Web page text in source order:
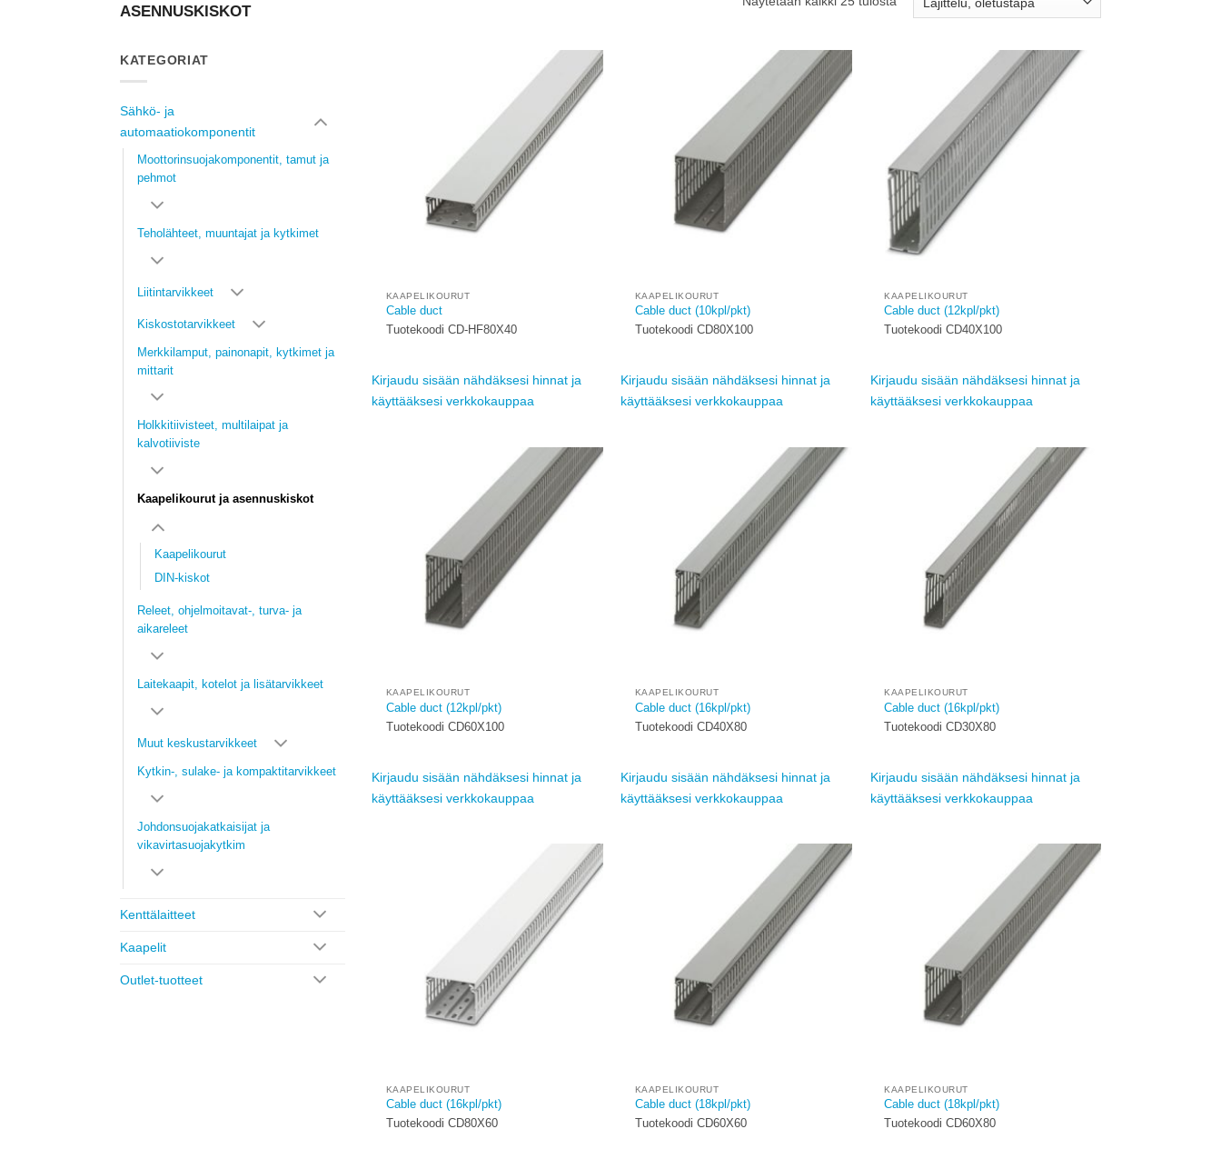
ASENNUSKISKOT
KATEGORIAT
Sähkö- ja
automaatiokomponentit
Moottorinsuojakomponentit, tamut ja
pehmot
Teholähteet, muuntajat ja kytkimet
Liitintarvikkeet
Kiskostotarvikkeet
Merkkilamput, painonapit, kytkimet ja
mittarit
Holkkitiivisteet, multilaipat ja
kalvotiiviste
Kaapelikourut ja asennuskiskot
Kaapelikourut
DIN-kiskot
Releet, ohjelmoitavat-, turva- ja
aikareleet
Laitekaapit, kotelot ja lisätarvikkeet
Muut keskustarvikkeet
Kytkin-, sulake- ja kompaktitarvikkeet
Johdonsuojakatkaisijat ja
vikavirtasuojakytkim
Kenttälaitteet
Kaapelit
Outlet-tuotteet
Add to
wishlist
KAAPELIKOURUT
Cable duct
Tuotekoodi CD-HF80X40
Kirjaudu sisään nähdäksesi hinnat ja
käyttääksesi verkkokauppaa
Add to
wishlist
KAAPELIKOURUT
Cable duct (10kpl/pkt)
Tuotekoodi CD80X100
Kirjaudu sisään nähdäksesi hinnat ja
käyttääksesi verkkokauppaa
KAAPELIKOURUT
Cable duct (12kpl/pkt)
Tuotekoodi CD40X100
Kirjaudu sisään nähdäksesi hinnat ja
käyttääksesi verkkokauppaa
Add to
wishlist
KAAPELIKOURUT
Cable duct (12kpl/pkt)
Tuotekoodi CD60X100
Kirjaudu sisään nähdäksesi hinnat ja
käyttääksesi verkkokauppaa
Add to
KAAPELIKOURUT
Cable duct (16kpl/pkt)
Tuotekoodi CD40X80
Kirjaudu sisään nähdäksesi hinnat ja
käyttääksesi verkkokauppaa
KAAPELIKOURUT
Cable duct (16kpl/pkt)
Tuotekoodi CD30X80
Kirjaudu sisään nähdäksesi hinnat ja
käyttääksesi verkkokauppaa
Add to
wishlist
KAAPELIKOURUT
Cable duct (16kpl/pkt)
Tuotekoodi CD80X60
Add to
wishlist
KAAPELIKOURUT
Cable duct (18kpl/pkt)
Tuotekoodi CD60X60
Add to
wishlist
KAAPELIKOURUT
Cable duct (18kpl/pkt)
Tuotekoodi CD60X80